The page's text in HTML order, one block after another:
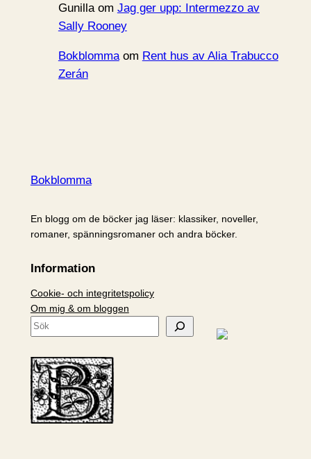
Gunillaom Jag ger upp: Intermezzo av
Sally Rooney
Bokblommaom Rent hus av Alia Trabucco
Zerán
Bokblomma
En blogg om de böcker jag läser: klassiker, noveller,
romaner, spänningsromaner och andra böcker.
Information
Cookie- och integritetspolicy
Om mig & om bloggen
S
k